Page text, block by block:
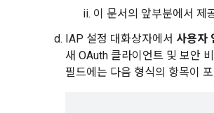
이 문서의 앞부분에서 제
IAP 설정 대화상자에서 사용자
새 OAuth 클라이언트 및 보안
필드에는 다음 형식의 항목이